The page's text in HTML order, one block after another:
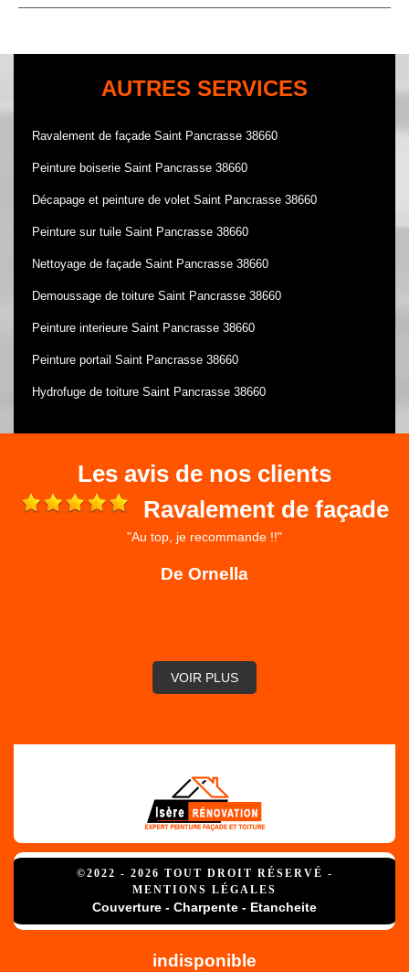
AUTRES SERVICES
Ravalement de façade Saint Pancrasse 38660
Peinture boiserie Saint Pancrasse 38660
Décapage et peinture de volet Saint Pancrasse 38660
Peinture sur tuile Saint Pancrasse 38660
Nettoyage de façade Saint Pancrasse 38660
Demoussage de toiture Saint Pancrasse 38660
Peinture interieure Saint Pancrasse 38660
Peinture portail Saint Pancrasse 38660
Hydrofuge de toiture Saint Pancrasse 38660
Les avis de nos clients
Ravalement de façade
"Au top, je recommande !!"
De Ornella
VOIR PLUS
©2022 - 2026 TOUT DROIT RÉSERVÉ -
MENTIONS LÉGALES
Couverture - Charpente - Etancheite
indisponible